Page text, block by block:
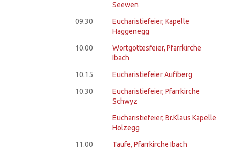
Seewen
09.30
Eucharistiefeier, Kapelle
Haggenegg
10.00
Wortgottesfeier, Pfarrkirche
Ibach
10.15 Eucharistiefeier Aufiberg
10.30
Eucharistiefeier, Pfarrkirche
Schwyz
Eucharistiefeier, Br.Klaus Kapelle
Holzegg
11.00 Taufe, Pfarrkirche Ibach